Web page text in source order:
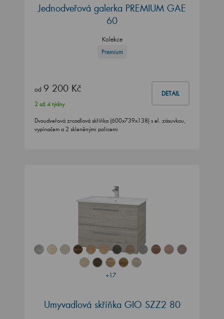
Jednodveřová galerka PREMIUM GAE
60
Kolekce
Premium
od 9 200 Kč DETAIL
2 až 4 týdny
Dvoudveřová zrcadlová skříňka (600x739x138) s el. zásuvkou,
vypínačem a 2 skleněnými policemi
+17
Umyvadlová skříňka GIO SZZ2 80